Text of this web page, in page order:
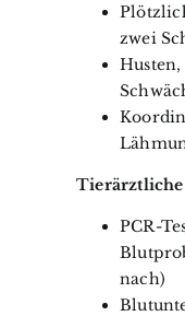
zwei
Husten,
Tierärztliche
PCR-
nach)